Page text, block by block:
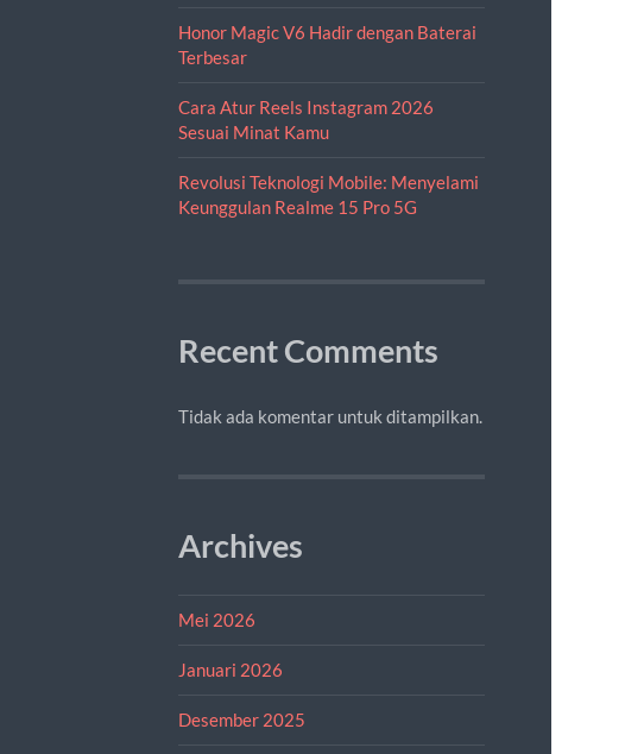
Honor Magic V6 Hadir dengan Baterai
Terbesar
Cara Atur Reels Instagram 2026
Sesuai Minat Kamu
Revolusi Teknologi Mobile: Menyelami
Keunggulan Realme 15 Pro 5G
Recent Comments
Tidak ada komentar untuk ditampilkan.
Archives
Mei 2026
Januari 2026
Desember 2025